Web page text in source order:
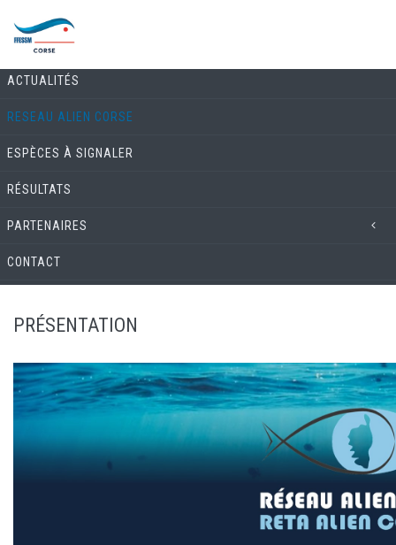
LE RÉSEAU ALIEN
ACTUALITÉS
RESEAU ALIEN CORSE
ESPÈCES À SIGNALER
RÉSULTATS
PARTENAIRES
CONTACT
PRÉSENTATION